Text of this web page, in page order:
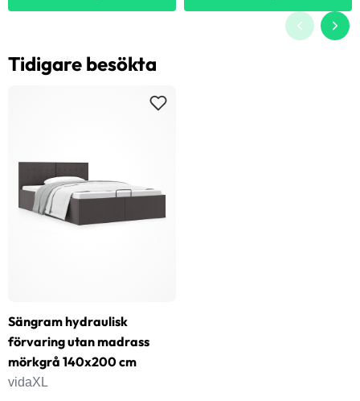
Tidigare besökta
Sängram hydraulisk
förvaring utan madrass
mörkgrå 140x200 cm
vidaXL